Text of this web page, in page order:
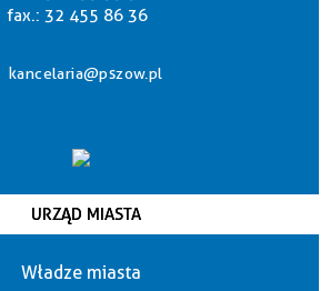
fax.: 32 455 86 36
kancelaria@pszow.pl
URZĄD MIASTA
Władze miasta